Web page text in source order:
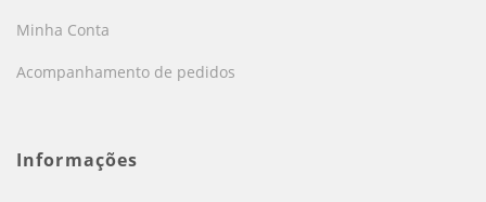
Minha Conta
Acompanhamento de pedidos
Informações